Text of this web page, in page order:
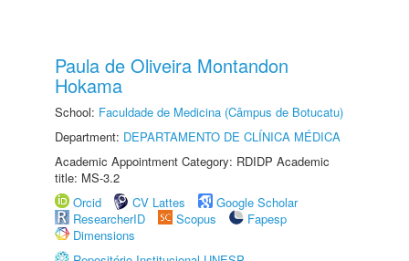
Paula de Oliveira Montandon
Hokama
School: Faculdade de Medicina (Câmpus de Botucatu)
Department: DEPARTAMENTO DE CLÍNICA MÉDICA
Academic Appointment Category: RDIDP Academic
title: MS-3.2
Orcid
CV Lattes
Google Scholar
ResearcherID
Scopus
Fapesp
Dimensions